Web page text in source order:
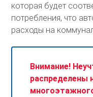
которая будет
потребления, что
расходы на
Внимание!
распределены